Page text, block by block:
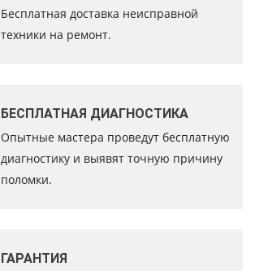
Бесплатная доставка неисправной
техники на ремонт.
БЕСПЛАТНАЯ ДИАГНОСТИКА
Опытные мастера проведут бесплатную
диагностику и выявят точную причину
поломки.
ГАРАНТИЯ